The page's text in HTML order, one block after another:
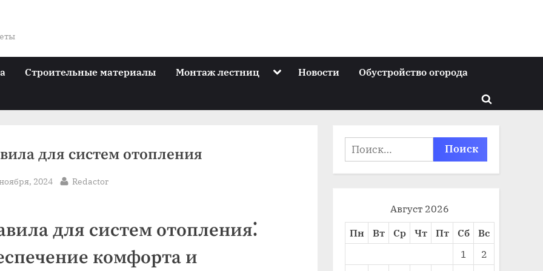
Строительные материалы Монтаж лестниц ToggleНовости Обустройство огорода
Toggle
form
для систем отопления
2024 By
Redactor
для систем отопления⁚
комфорта и
Найти:
Август 2026
Пн
Вт Ср Чт Пт Сб
Вс
1
2